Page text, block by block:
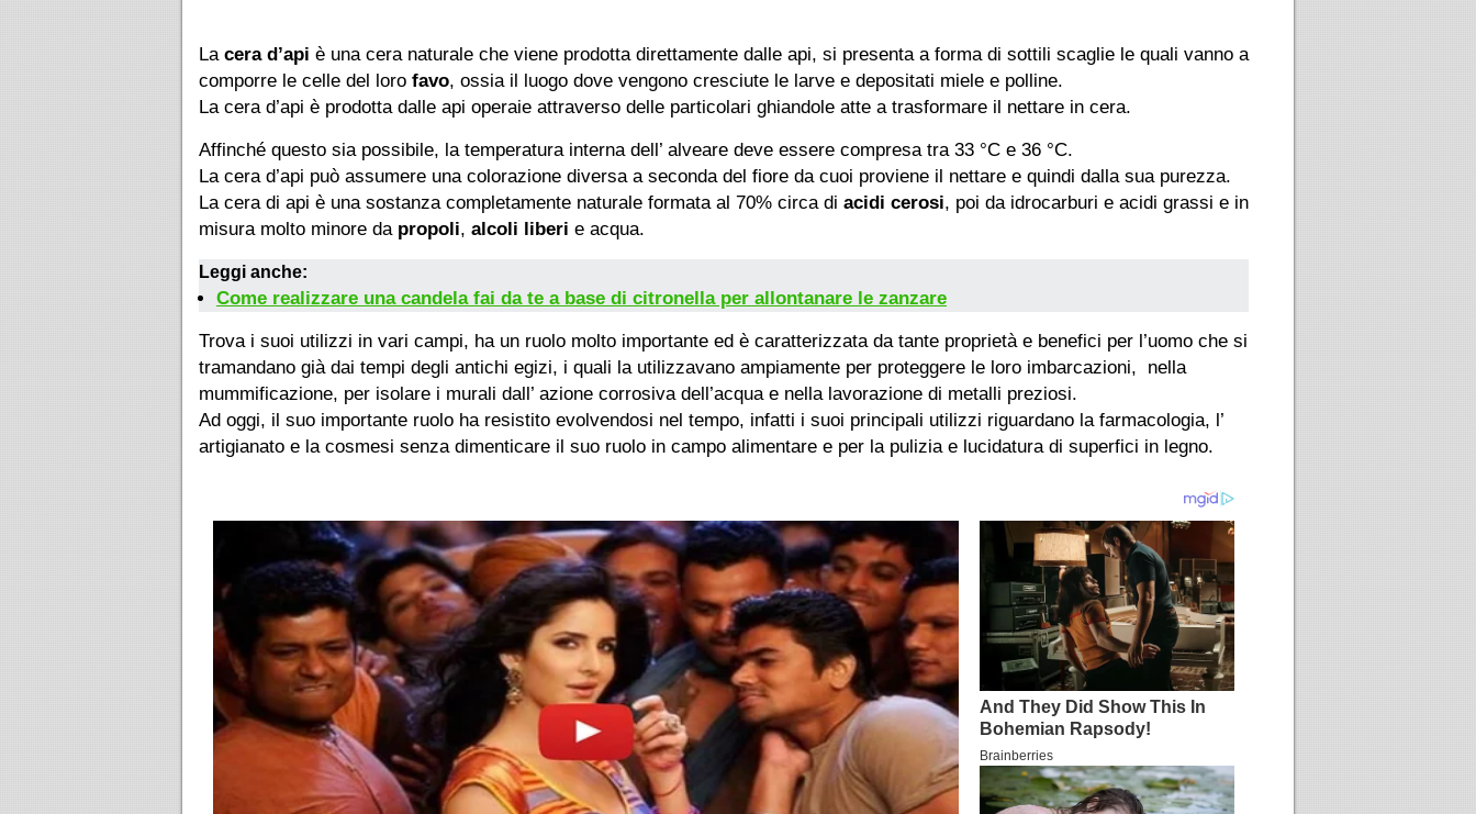
La cera d’api è una cera naturale che viene prodotta direttamente dalle api, si presenta a forma di sottili scaglie le quali vanno a
comporre le celle del loro favo, ossia il luogo dove vengono cresciute le larve e depositati miele e polline.
La cera d’api è prodotta dalle api operaie attraverso delle particolari ghiandole atte a trasformare il nettare in cera.
Affinché questo sia possibile, la temperatura interna dell’ alveare deve essere compresa tra 33 °C e 36 °C.
La cera d’api può assumere una colorazione diversa a seconda del fiore da cuoi proviene il nettare e quindi dalla sua purezza.
La cera di api è una sostanza completamente naturale formata al 70% circa di acidi cerosi, poi da idrocarburi e acidi grassi e in
misura molto minore da propoli, alcoli liberi e acqua.
Leggi anche:
Come realizzare una candela fai da te a base di citronella per allontanare le zanzare
Trova i suoi utilizzi in vari campi, ha un ruolo molto importante ed è caratterizzata da tante proprietà e benefici per l’uomo che si
tramandano già dai tempi degli antichi egizi, i quali la utilizzavano ampiamente per proteggere le loro imbarcazioni, nella
mummificazione, per isolare i murali dall’ azione corrosiva dell’acqua e nella lavorazione di metalli preziosi.
Ad oggi, il suo importante ruolo ha resistito evolvendosi nel tempo, infatti i suoi principali utilizzi riguardano la farmacologia, l’
artigianato e la cosmesi senza dimenticare il suo ruolo in campo alimentare e per la pulizia e lucidatura di superfici in legno.